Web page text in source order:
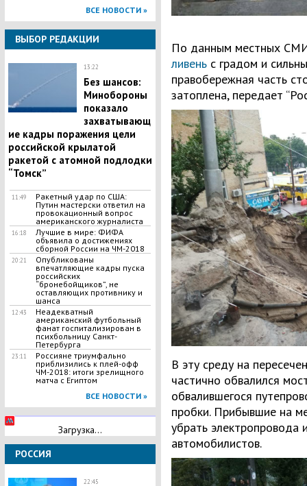
ВСЕ НОВОСТИ »
ВЫБОР РЕДАКЦИИ
13:22
Без шансов:
Минобороны
показало
захватывающ
ие кадры поражения цели
российской крылатой
ракетой с атомной подлодки
“Томск”
11:49
Ракетный удар по США:
Путин мастерски ответил на
провокационный вопрос
американского журналиста
16:18
Лучшие в мире: ФИФА
объявила о достижениях
сборной России на ЧМ-2018
20:21
Опубликованы
впечатляющие кадры пуска
российских
“бронебойщиков”, не
оставляющих противнику и
шанса
12:43
Неадекватный
американский футбольный
фанат госпитализирован в
психбольницу Санкт-
Петербурга
23:11
Россияне триумфально
приблизились к плей-офф
ЧМ-2018: итоги зрелищного
матча с Египтом
ВСЕ НОВОСТИ »
Загрузка...
РОССИЯ
22:45
По данным местных
ливеньс градом и
правобережная часть
затоплена, передает
В эту среду на
частично обвалился
обвалившегося
пробки. Прибывшие на
убрать электропровода
автомобилистов.